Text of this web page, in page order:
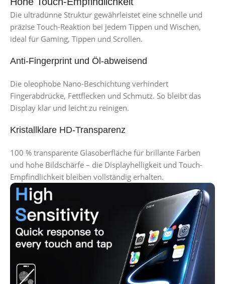
Die ultradünne Struktur gewährleistet eine schnelle und
präzise Touch-Reaktion bei jedem Tippen und Wischen,
ideal für Gaming, Tippen und Scrollen.
Anti-Fingerprint und Öl-abweisend
Die oleophobe Nano-Beschichtung verhindert
Fingerabdrücke, Fettflecken und Schmutz. So bleibt das
Display klar und leicht zu reinigen.
Kristallklare HD-Transparenz
100 % transparente Glasoberfläche für brillante Farben
und hohe Bildschärfe – die Displayhelligkeit und Touch-
Empfindlichkeit bleiben vollständig erhalten.